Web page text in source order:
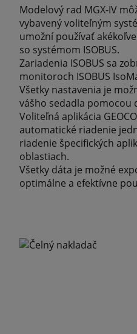
Modelový rad MGX-IV
vybavený voliteľným
umožní používať
so systémom ISOBUS.
Zariadenia ISOBUS sa
monitoroch ISOBUS
Všetky nastavenia je
vášho sedadla pomocou
Voliteľná aplikácia
automatické riadenie
riadenie špecifických
oblastiach.
Všetky dáta je možné
optimálne a efektívne